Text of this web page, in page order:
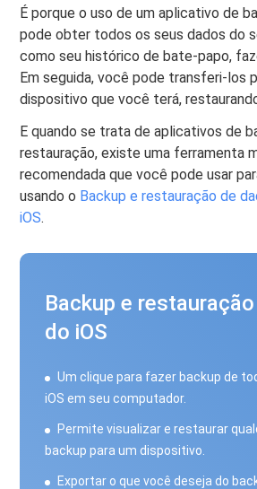
É porque o uso de um aplicativo de
pode obter todos os seus dados do
como seu histórico de bate-papo,
Em seguida, você pode transferi-los
dispositivo que você terá,
E quando se trata de aplicativos de
restauração, existe uma ferramenta
recomendada que você pode usar
usando o Backup e restauração de
iOS.
Backup e
do iOS
Um clique para fazer backup de
iOS em seu computador.
Permite visualizar e restaurar
backup para um dispositivo.
Exportar o que você deseja do